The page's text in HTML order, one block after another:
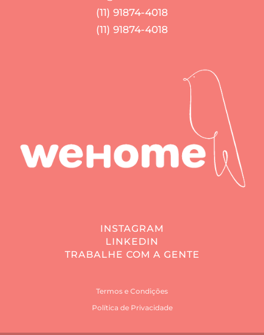
(11) 91874-4018
(11) 91874-4018
Termos e Condições
Política de Privacidade
INSTAGRAM
LINKEDIN
TRABALHE COM A GENTE